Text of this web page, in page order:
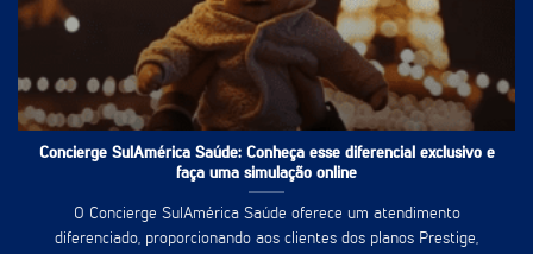
Concierge SulAmérica Saúde: Conheça esse diferencial exclusivo e
faça uma simulação online
O Concierge SulAmérica Saúde oferece um atendimento
diferenciado, proporcionando aos clientes dos planos Prestige,